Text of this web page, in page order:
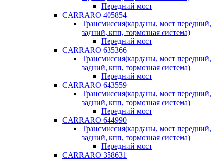
Передний мост
CARRARO 405854
Трансмиссия(карданы, мост передний,
задний, кпп, тормозная система)
Передний мост
CARRARO 635366
Трансмиссия(карданы, мост передний,
задний, кпп, тормозная система)
Передний мост
CARRARO 643559
Трансмиссия(карданы, мост передний,
задний, кпп, тормозная система)
Передний мост
CARRARO 644990
Трансмиссия(карданы, мост передний,
задний, кпп, тормозная система)
Передний мост
CARRARO 358631